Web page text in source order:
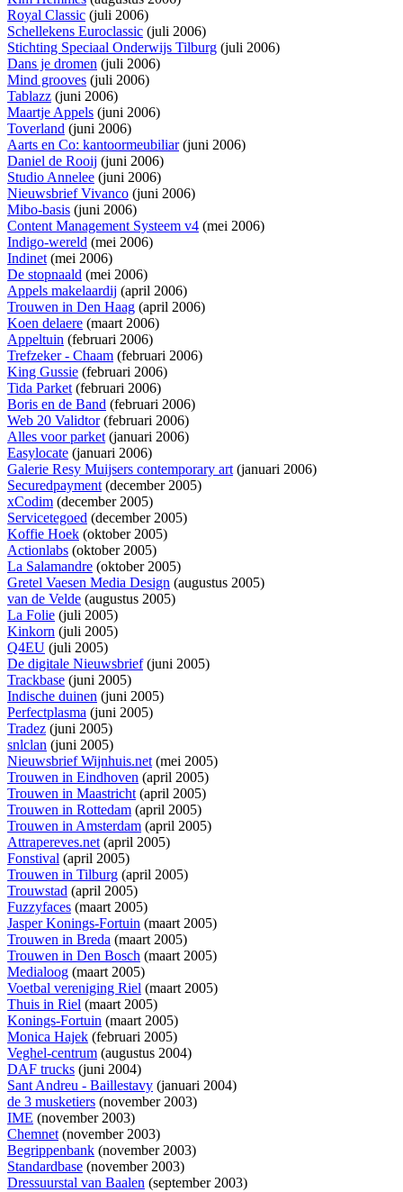
Royal Classic (juli 2006)
Schellekens Euroclassic (juli 2006)
Stichting Speciaal Onderwijs Tilburg (juli 2006)
Dans je dromen (juli 2006)
Mind grooves (juli 2006)
Tablazz (juni 2006)
Maartje Appels (juni 2006)
Toverland (juni 2006)
Aarts en Co: kantoormeubiliar(juni 2006)
Daniel de Rooij (juni 2006)
Studio Annelee (juni 2006)
Nieuwsbrief Vivanco (juni 2006)
Mibo-basis (juni 2006)
Content Management Systeem v4 (mei 2006)
Indigo-wereld (mei 2006)
Indinet(mei 2006)
De stopnaald (mei 2006)
Appels makelaardij (april 2006)
Trouwen in Den Haag (april 2006)
Koen delaere (maart 2006)
Appeltuin (februari 2006)
Trefzeker - Chaam (februari 2006)
King Gussie (februari 2006)
Tida Parket(februari 2006)
Boris en de Band (februari 2006)
Web 20 Validtor(februari 2006)
Alles voor parket(januari 2006)
Easylocate (januari 2006)
Galerie Resy Muijsers contemporary art(januari 2006)
Securedpayment(december 2005)
xCodim (december 2005)
Servicetegoed (december 2005)
Koffie Hoek (oktober 2005)
Actionlabs (oktober 2005)
La Salamandre (oktober 2005)
Gretel Vaesen Media Design (augustus 2005)
van de Velde (augustus 2005)
La Folie (juli 2005)
Kinkorn (juli 2005)
Q4EU (juli 2005)
De digitale Nieuwsbrief(juni 2005)
Trackbase (juni 2005)
Indische duinen (juni 2005)
Perfectplasma (juni 2005)
Tradez (juni 2005)
snlclan (juni 2005)
Nieuwsbrief Wijnhuis.net(mei 2005)
Trouwen in Eindhoven (april 2005)
Trouwen in Maastricht(april 2005)
Trouwen in Rottedam (april 2005)
Trouwen in Amsterdam (april 2005)
Attrapereves.net(april 2005)
Fonstival (april 2005)
Trouwen in Tilburg (april 2005)
Trouwstad (april 2005)
Fuzzyfaces (maart 2005)
Jasper Konings-Fortuin (maart 2005)
Trouwen in Breda (maart 2005)
Trouwen in Den Bosch (maart 2005)
Medialoog (maart 2005)
Voetbal vereniging Riel (maart 2005)
Thuis in Riel (maart 2005)
Konings-Fortuin (maart 2005)
Monica Hajek (februari 2005)
Veghel-centrum (augustus 2004)
DAF trucks (juni 2004)
Sant Andreu - Baillestavy (januari 2004)
de 3 musketiers (november 2003)
IME (november 2003)
Chemnet(november 2003)
Begrippenbank (november 2003)
Standardbase (november 2003)
Dressuurstal van Baalen (september 2003)